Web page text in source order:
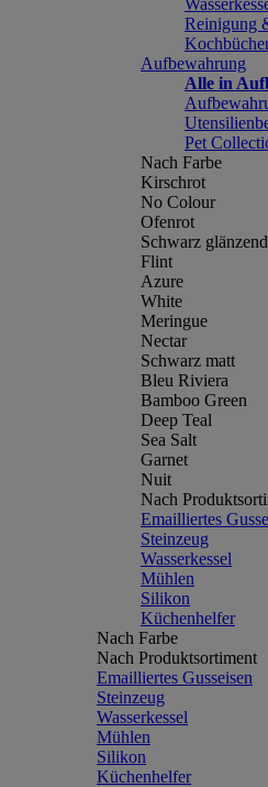
Reinigung
Aufbewahrung
Alle in
Pet
Nach Farbe
Kirschrot
No Colour
Ofenrot
Schwarz glänzend
Flint
Azure
White
Meringue
Nectar
Schwarz matt
Bleu Riviera
Bamboo Green
Deep Teal
Sea Salt
Garnet
Nuit
Nach
Emailliertes
Steinzeug
Wasserkessel
Mühlen
Silikon
Küchenhelfer
Nach Farbe
Nach Produktsortiment
Emailliertes Gusseisen
Steinzeug
Wasserkessel
Mühlen
Silikon
Küchenhelfer